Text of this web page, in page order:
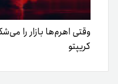
وقتی اهرم‌ها بازار را
کریپتو